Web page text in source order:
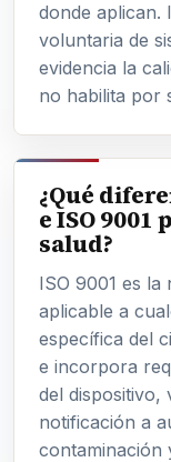
donde aplican.
voluntaria de
evidencia la
no habilita por
¿Qué
e ISO 9001
salud?
ISO 9001 es la
aplicable a
específica del
e incorpora
del dispositivo,
notificación a
contaminación